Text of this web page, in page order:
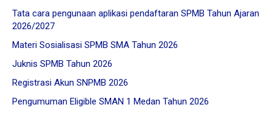
Tata cara pengunaan aplikasi pendaftaran SPMB Tahun Ajaran
2026/2027
Materi Sosialisasi SPMB SMA Tahun 2026
Juknis SPMB Tahun 2026
Registrasi Akun SNPMB 2026
Pengumuman Eligible SMAN 1 Medan Tahun 2026